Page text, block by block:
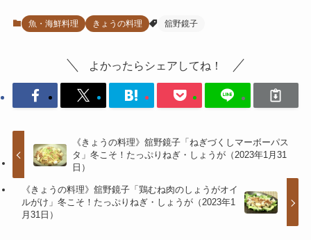
魚・海鮮料理 きょうの料理 舘野鏡子
よかったらシェアしてね！
《きょうの料理》舘野鏡子「ねぎづくしマーボーパス
タ」冬こそ！たっぷりねぎ・しょうが（2023年1月31
日）
《きょうの料理》舘野鏡子「鶏むね肉のしょうがオイ
ルがけ」冬こそ！たっぷりねぎ・しょうが（2023年1
月31日）